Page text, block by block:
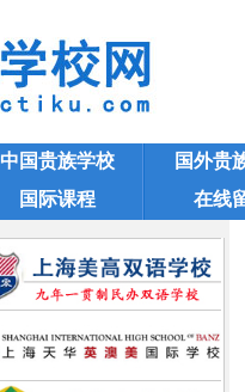
中国贵族学校
国外贵
国际课程
在线